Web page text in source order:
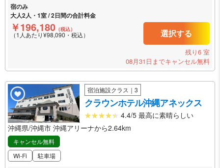
宿のみ
大人2人・1室 / 2日間の合計料金
￥196,180 （税込）
（1人あたり¥98,090・税込） 選択する
残り6 室
08月31日までキャンセル無料
宿泊施設クラス｜3
クラウンホテル沖縄アネックス
4.4/5 最高に素晴らしい
沖縄県/沖縄市 沖縄アリーナから2.64km
キャンセル無料
Wi-Fi
駐車場